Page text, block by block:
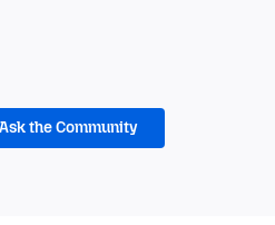
Ask the Community